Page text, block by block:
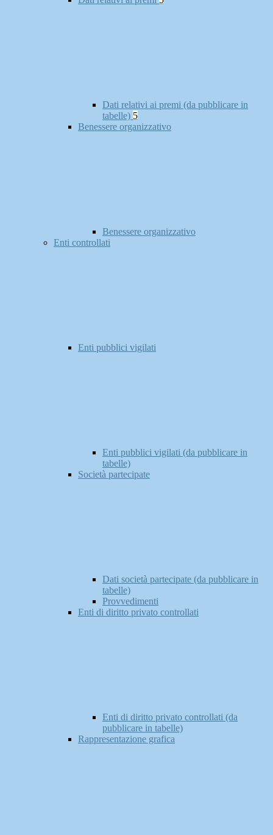
Dati relativi ai premi (da pubblicare in
tabelle) 5
Benessere organizzativo
Benessere organizzativo
Enti controllati
Enti pubblici vigilati
Enti pubblici vigilati (da pubblicare in
tabelle)
Società partecipate
Dati società partecipate (da pubblicare in
tabelle)
Provvedimenti
Enti di diritto privato controllati
Enti di diritto privato controllati (da
pubblicare in tabelle)
Rappresentazione grafica